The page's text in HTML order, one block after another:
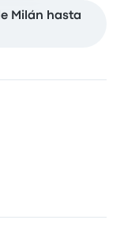
Milán hasta